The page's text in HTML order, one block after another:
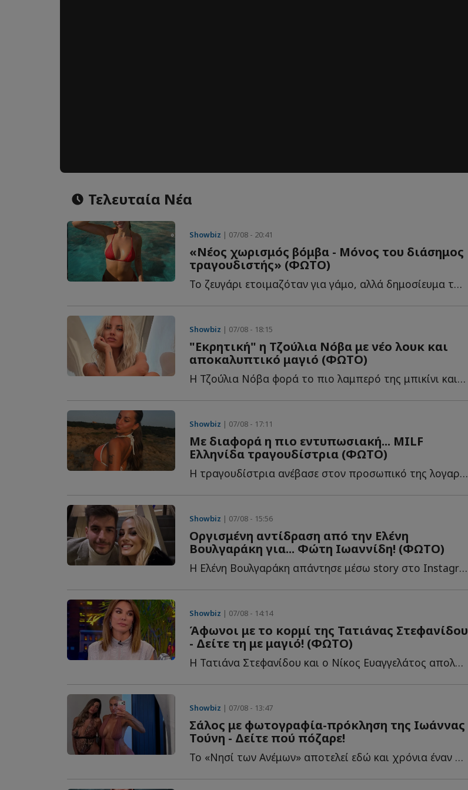
Τελευταία Νέα
Showbiz | 07/08 - 20:41
«Νέος χωρισμός βόμβα - Μόνος του διάσημος
τραγουδιστής» (ΦΩΤΟ)
Το ζευγάρι ετοιμαζόταν για γάμο, αλλά δημοσίευμα τους θ...
Showbiz | 07/08 - 18:15
"Εκρητική" η Τζούλια Νόβα με νέο λουκ και
αποκαλυπτικό μαγιό (ΦΩΤΟ)
Η Τζούλια Νόβα φορά το πιο λαμπερό της μπικίνι και μαγνητίζει τ...
Showbiz | 07/08 - 17:11
Με διαφορά η πιο εντυπωσιακή... MILF
Ελληνίδα τραγουδίστρια (ΦΩΤΟ)
Η τραγουδίστρια ανέβασε στον προσωπικό της λογαριασμό σ...
Showbiz | 07/08 - 15:56
Οργισμένη αντίδραση από την Ελένη
Βουλγαράκη για... Φώτη Ιωαννίδη! (ΦΩΤΟ)
Η Ελένη Βουλγαράκη απάντησε μέσω story στο Instagram, για τις φ...
Showbiz | 07/08 - 14:14
Άφωνοι με το κορμί της Τατιάνας Στεφανίδου
- Δείτε τη με μαγιό! (ΦΩΤΟ)
Η Τατιάνα Στεφανίδου και ο Νίκος Ευαγγελάτος απολαμβάνουν τ...
Showbiz | 07/08 - 13:47
Σάλος με φωτογραφία-πρόκληση της Ιωάννας
Τούνη - Δείτε πού πόζαρε!
Το «Νησί των Ανέμων» αποτελεί εδώ και χρόνια έναν από τ...